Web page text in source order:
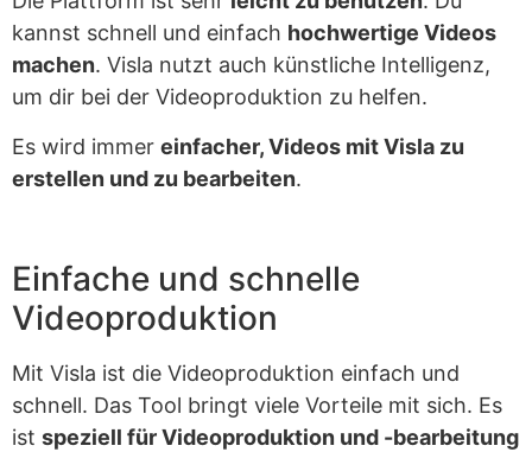
kannst schnell und einfach hochwertige Videos
machen. Visla nutzt auch künstliche Intelligenz,
um dir bei der Videoproduktion zu helfen.
Es wird immer einfacher, Videos mit Visla zu
erstellen und zu bearbeiten.
Einfache und schnelle
Videoproduktion
Mit Visla ist die Videoproduktion einfach und
schnell. Das Tool bringt viele Vorteile mit sich. Es
ist speziell für Videoproduktion und -bearbeitung